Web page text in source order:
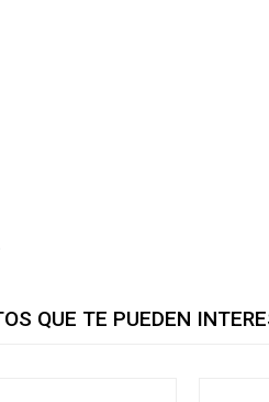
QUE TE PUEDEN